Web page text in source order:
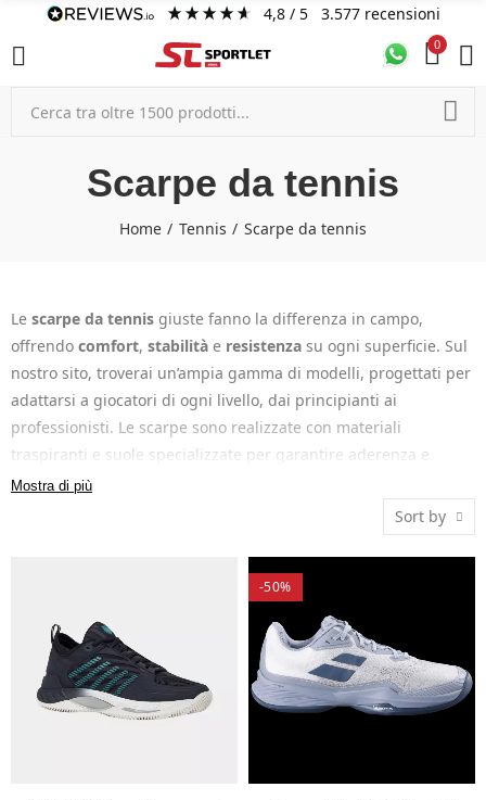
4,8/ 5 3.577 recensioni
0
Scarpe da tennis
Home Tennis Scarpe da tennis
Le scarpe da tennis giuste fanno la differenza in campo,
offrendo comfort, stabilità e resistenza su ogni superficie. Sul
nostro sito, troverai un’ampia gamma di modelli, progettati per
adattarsi a giocatori di ogni livello, dai principianti ai
professionisti. Le scarpe sono realizzate con materiali
traspiranti e suole specializzate per garantire aderenza e
ammortizzazione, migliorando il supporto nei movimenti e
proteggendo le articolazioni. Scopri le scarpe da tennis
perfette per il tuo stile di gioco e affronta ogni partita con
Mostra di più
Sort by
-50%